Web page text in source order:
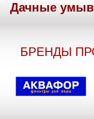
Дачные
БРЕНДЫ